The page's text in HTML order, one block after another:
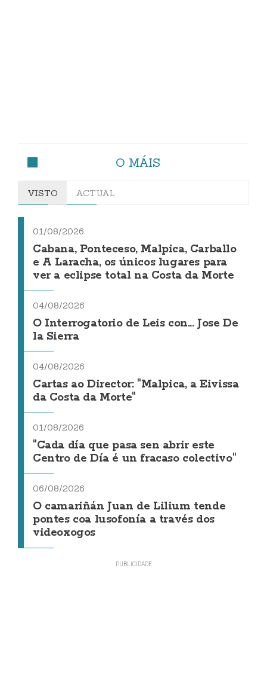
O MÁIS
VISTO ACTUAL
01/08/2026
Cabana, Ponteceso, Malpica, Carballo
e A Laracha, os únicos lugares para
ver a eclipse total na Costa da Morte
04/08/2026
O Interrogatorio de Leis con... Jose De
la Sierra
04/08/2026
Cartas ao Director: "Malpica, a Eivissa
da Costa da Morte"
01/08/2026
"Cada día que pasa sen abrir este
Centro de Día é un fracaso colectivo"
06/08/2026
O camariñán Juan de Lilium tende
pontes coa lusofonía a través dos
videoxogos